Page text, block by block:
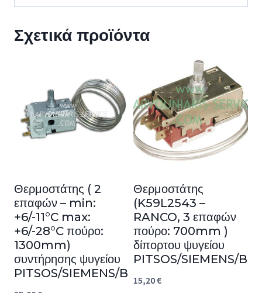
Σχετικά προϊόντα
Θερμοστάτης ( 2
επαφών – min:
+6/-11°C max:
+6/-28°C πούρο:
1300mm)
συντήρησης ψυγείου
PITSOS/SIEMENS/BOSCH
Θερμοστάτης
(K59L2543 –
RANCO, 3 επαφών
πούρο: 700mm )
δίπορτου ψυγείου
PITSOS/SIEMENS/
15,20€